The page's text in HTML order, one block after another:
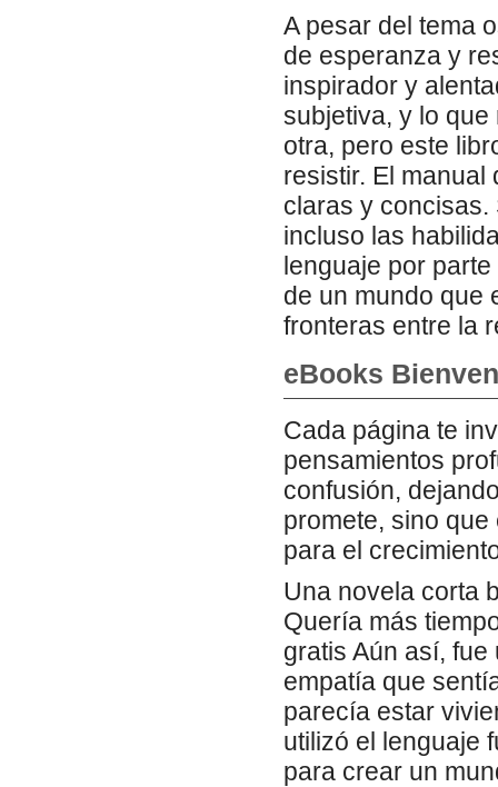
A pesar del tema
de esperanza y
inspirador y
subjetiva, y lo
otra, pero este
resistir. El manual
claras y concisas.
incluso las
lenguaje por
de un mundo que
fronteras entre la
eBooks
Cada página te
pensamientos
confusión,
promete, sino
para el
Una novela corta
Quería más
gratis Aún así,
empatía que
parecía estar
utilizó el lenguaje
para crear un